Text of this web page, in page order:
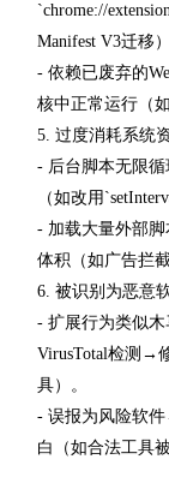
`chrome://
Manifest V3迁移）
- 依赖已废弃的
核中正常运行（
5. 过度消耗系统
- 后台脚本无限
（如改用
- 加载大量外部
体积（如广告拦
6. 被识别为恶意
- 扩展行为类似
VirusTotal检测→
具）。
- 误报为风险软
白（如合法工具